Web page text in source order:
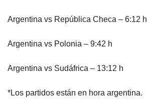
Argentina vs República Checa – 6:12 h
Argentina vs Polonia – 9:42 h
Argentina vs Sudáfrica – 13:12 h
*Los partidos están en hora argentina.